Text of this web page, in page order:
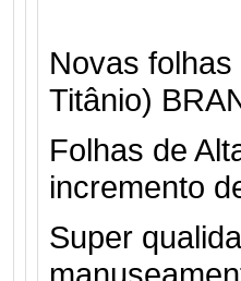
Novas
Titânio)
Folhas de
incremento
Super